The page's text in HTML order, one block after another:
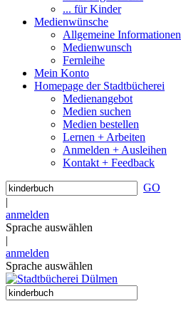
... für Kinder
Medienwünsche
Allgemeine Informationen
Medienwunsch
Fernleihe
Mein Konto
Homepage der Stadtbücherei
Medienangebot
Medien suchen
Medien bestellen
Lernen + Arbeiten
Anmelden + Ausleihen
Kontakt + Feedback
GO
|
anmelden
Sprache auswählen
|
anmelden
Sprache auswählen